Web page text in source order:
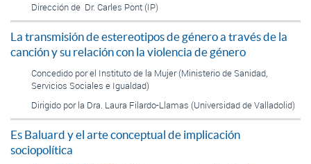
Dirección de Dr. Carles Pont (IP)
La transmisión de estereotipos de género a través de la
canción y su relación con la violencia de género
Concedido por el Instituto de la Mujer (Ministerio de Sanidad,
Servicios Sociales e Igualdad)
Dirigido por la Dra. Laura Filardo-Llamas (Universidad de Valladolid)
Es Baluard y el arte conceptual de implicación
sociopolítica